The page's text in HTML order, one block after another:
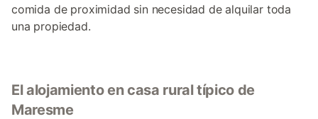
comida de proximidad sin necesidad de alquilar toda
una propiedad.
El alojamiento en casa rural típico de
Maresme